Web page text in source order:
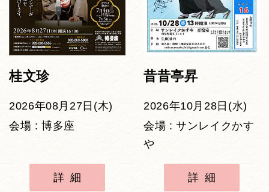
桂文珍
2026年08月27日(木)
会場 : 博多座
詳細
昔昔亭昇
2026年10月28日(水)
会場 : サンレイクかす
や
詳細